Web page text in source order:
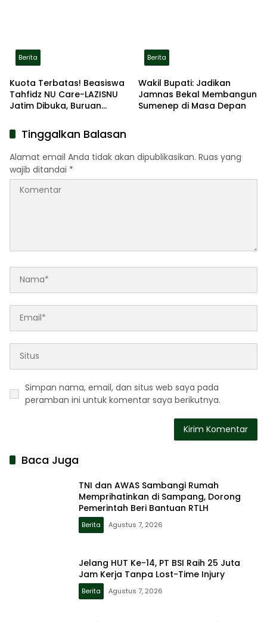
Berita
Kuota Terbatas! Beasiswa
Tahfidz NU Care-LAZISNU
Jatim Dibuka, Buruan
Berita
Wakil Bupati: Jadikan
Jamnas Bekal Membangun
Sumenep di Masa Depan
Tinggalkan Balasan
Alamat email Anda tidak akan dipublikasikan. Ruas yang
wajib ditandai *
Simpan nama, email, dan situs web saya pada
peramban ini untuk komentar saya berikutnya.
Baca Juga
TNI dan AWAS Sambangi Rumah
Memprihatinkan di Sampang, Dorong
Pemerintah Beri Bantuan RTLH
Berita Agustus 7, 2026
Jelang HUT Ke-14, PT BSI Raih 25 Juta
Jam Kerja Tanpa Lost-Time Injury
Berita Agustus 7, 2026